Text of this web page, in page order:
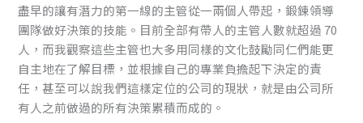
盡早的讓有潛力的第一線的主管從一兩個人帶起，鍛鍊領導
團隊做好決策的技能。目前全部有帶人的主管人數就超過 70
人，而我觀察這些主管也大多用同樣的文化鼓勵同仁們能更
自主地在了解目標，並根據自己的專業負擔起下決定的責
任，甚至可以說我們這樣定位的公司的現狀，就是由公司所
有人之前做過的所有決策累積而成的。